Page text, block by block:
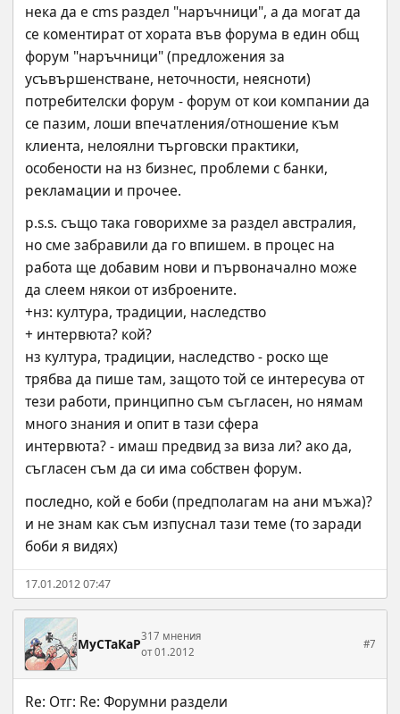
нека да е cms раздел "наръчници", а да могат да
се коментират от хората във форума в един общ
форум "наръчници" (предложения за
усъвършенстване, неточности, неясноти)
потребителски форум - форум от кои компании да
се пазим, лоши впечатления/отношение към
клиента, нелоялни търговски практики,
особености на нз бизнес, проблеми с банки,
рекламации и прочее.
p.s.s. също така говорихме за раздел австралия,
но сме забравили да го впишем. в процес на
работа ще добавим нови и първоначално може
да слеем някои от изброените.
+нз: култура, традиции, наследство
+ интервюта? кой?
нз култура, традиции, наследство - роско ще
трябва да пише там, защото той се интересува от
тези работи, принципно съм съгласен, но нямам
много знания и опит в тази сфера
интервюта? - имаш предвид за виза ли? ако да,
съгласен съм да си има собствен форум.
последно, кой е боби (предполагам на ани мъжа)?
и не знам как съм изпуснал тази теме (то заради
боби я видях)
17.01.2012 07:47
MyCTaKaP317 мнения
от 01.2012
#7
Re: Отг: Re: Форумни раздели